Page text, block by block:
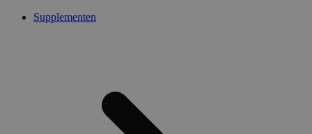
Supplementen